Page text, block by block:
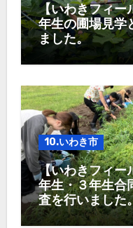
【いわきフィ
年生の圃場見学
ました。
10.いわき市
【いわきフィ
年生・３年生合
査を行いました